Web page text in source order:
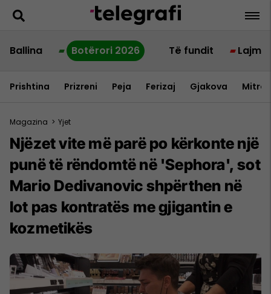
Ballina Botërori 2026 Të fundit Lajme
Prishtina Prizreni Peja Ferizaj Gjakova
Magazina > Yjet
Njëzet vite më parë po kërkonte një
punë të rëndomtë në 'Sephora', sot
Mario Dedivanovic shpërthen në
lot pas kontratës me gjigantin e
kozmetikës